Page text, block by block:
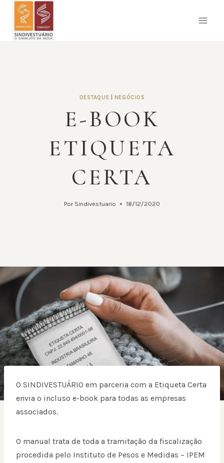
Pular
DESTAQUE NEGÓCIOS
E-BOOK
ETIQUETA
CERTA
Por Sindivestuario 18/12/2020
O SINDIVESTUÁRIO em parceria com a Etiqueta Certa
envia o incluso e-book para todas as empresas
associados.
O manual trata de toda a tramitação da fiscalização
procedida pelo Instituto de Pesos e Medidas – IPEM